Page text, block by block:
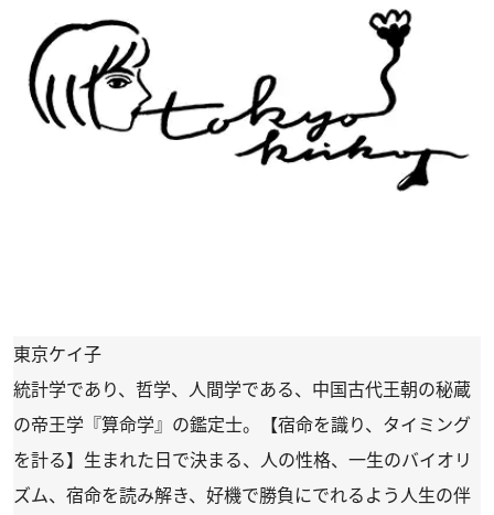
東京ケイ子
統計学であり、哲学、人間学である、中国古代王朝の秘蔵
の帝王学『算命学』の鑑定士。【宿命を識り、タイミング
を計る】生まれた日で決まる、人の性格、一生のバイオリ
ズム、宿命を読み解き、好機で勝負にでれるよう人生の伴